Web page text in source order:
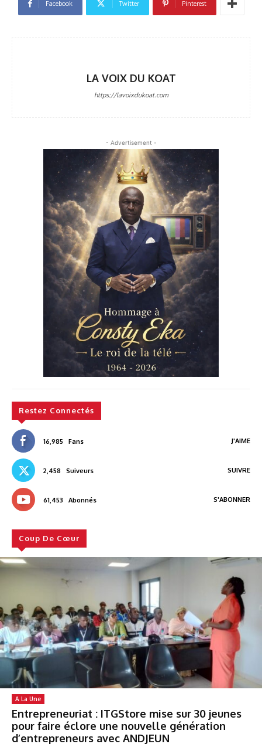
Facebook Twitter Pinterest
LA VOIX DU KOAT
https://lavoixdukoat.com
- Advertisement -
Restez Connectés
16,985 Fans J'AIME
2,458 Suiveurs SUIVRE
61,453 Abonnés S'ABONNER
Coup De Cœur
A La Une
Entrepreneuriat : ITGStore mise sur 30 jeunes
pour faire éclore une nouvelle génération
d’entrepreneurs avec ANDJEUN